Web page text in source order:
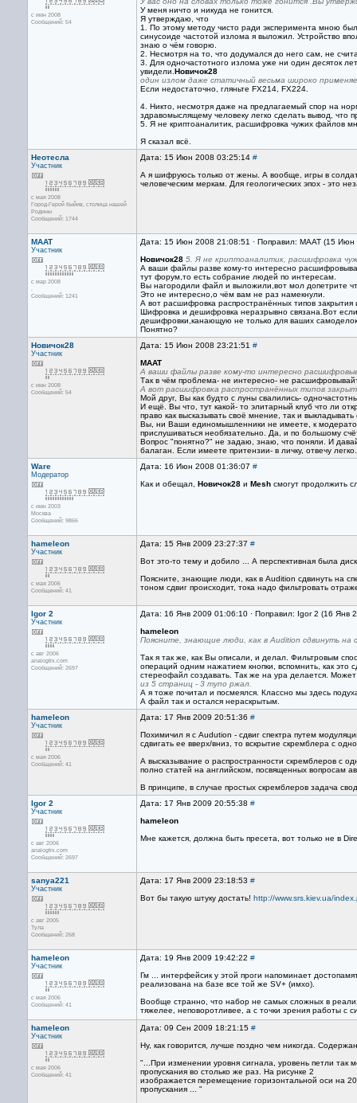
с июн 2008
Сообщений: 54
У меня ничто и никуда не гонится.
Я утверждаю, что
1. По этому методу чисто ради эксперимента мною
синусоиде частотой излома я выложил. Устройство
знаю о чём говорю.
2. Несмотря на то, что додумался до него сам, не
3. Для одночастотного излома уже ни один десяток
увидели. Новичок28
один излом даже статичный весьма широко
Если недостаточно, гляньте FX214, FX224.
4. Никто, несмотря даже на предлагаемый спор на
здравомыслящему человеку легко сделать вывод, что
5. Я не криптоаналитик, расшифровка чужих файлов
Я сказал всё.
Неотесла
Участник
с мая 2008
Город-Герой Кыйив, столица нашей
Родины
Сообщений: 1744
Дата: 15 Июн 2008 03:25:14 #
А я шифруюсь только от жены. А вообще, игры в
человеческим меркам. Для геологических эпох - это
MAAT
Участник
с мар 2008
.
Сообщений: 1241
Дата: 15 Июн 2008 21:08:51 · Поправил: MAAT (15
Новичок28 5. Я не криптоаналитик, расшифровка
А ваши файлы разве кому-то интересно
тут форум,то есть собрание людей по интересам.
Вы нагородили файл и выложили,вот мол допетрите
Это не интересно,о чём вам не раз намекнули.
А вот расшифровка распространённых типов
Шифровка и дешифровка неразрывно связана.Вот
дешифровки,канающую не только для ваших
Понятно?
Новичок28
Участник
с июн 2008
Сообщений: 54
Дата: 15 Июн 2008 23:21:51 #
MAAT
А ваши файлы разве кому-то интересно
Так в чём проблема- не интересно- не
А вот расшифровка распространённых типов
Мой друг, Вы как будто с луны свалились-
И ещё. Вы что, тут какой- то элитарный клуб что ли
право как высказывать своё мнение, так и
Вы, ни Ваши единомышленники не имеете, к
прислушиваться необязательно. Да, и по большому
Вопрос "понятно?" не задаю, знаю, что поняли. И
балаган. Если имеете притензии- в личку, отвечу легко.
Ware
Модератор
с июн 2003
Москва
Сообщений: 9866
Дата: 16 Июн 2008 01:36:07 #
Как и обещал, Новичок28 и Mesh смогут продолжить
hameleon
Участник
с мая 2006
Сообщений: 41
Дата: 15 Янв 2009 23:27:37 #
Вот это-то тему и добило ... А перспективная была
Поясните, знающие люди, как в Audition сдвинуть на
тоном сдвиг происходит, тока надо фильтровать
Igor 2
Участник
с авг 2006
analogtrx.com
Сообщений: 2697
Дата: 16 Янв 2009 01:06:10 · Поправил: Igor 2 (16 Янв
hameleon
Поясните, знающие люди, как в Audition сдвинуть на
Так я так же, как Вы описали, и делал. Фильтровым
операций одним нажатием кнопки, вспомнить, как
стереофайл создавать. Так же на ура делается.
из 5 страниц - 3 тупо ржал.
А я тоже почитал и посмеялся. Классно мы здесь
А файл так и остался нераскрытым.
hameleon
Участник
с мая 2006
Сообщений: 41
Дата: 17 Янв 2009 20:51:36 #
Похимичил я с Audution - сдвиг спектра путем
сдвигать ее вверх/вниз, то вскрытие скремблера с
А высказывание о распространности скремблеров с
полно статей на английском, посвященных вопросам
В принципе, в случае простых скремблеров задача
Igor 2
Участник
с авг 2006
analogtrx.com
Сообщений: 2697
Дата: 17 Янв 2009 20:55:38 #
hameleon
Мне кажется, должна быть пресета, вот только не в
sanya221
Участник
с авг 2005
Тула
Сообщений: 268
Дата: 17 Янв 2009 23:18:53 #
Вот бы такую штуку достать! http://www.srs.kiev.ua/
hameleon
Участник
с мая 2006
Сообщений: 41
Дата: 19 Янв 2009 19:42:22 #
Гм ... интерфейсик у этой проги напоминает
реализована на базе все той же SV+ (имхо).
Вообще странно, что набор не самых сложных в
тяжелее, неповоротливее, а с точки зрения работы с
hameleon
Участник
с мая 2006
Сообщений: 41
Дата: 09 Сен 2009 18:21:15 #
Ну, как говорится, лучше поздно чем никогда.
"...При изменении уровня сигнала, уровень петли так
пропускания во столько же раз. На рисунке 2
изображается перемещение горизонтальной оси на
пропускания ... "